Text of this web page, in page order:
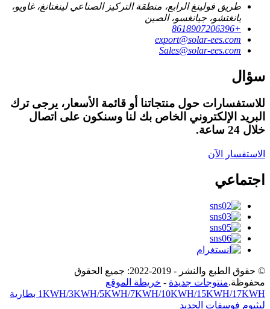
طريق فولينغ الرابع، منطقة التركيز الصناعي لينغتانغ، غاويو،
يانغتشو، جيانغسو، الصين
+8618907206396
export@solar-ees.com
Sales@solar-ees.com
سؤال
للاستفسارات حول منتجاتنا أو قائمة الأسعار، يرجى ترك
البريد الإلكتروني الخاص بك لنا وسنكون على اتصال
خلال 24 ساعة.
الاستفسار الآن
اجتماعي
© حقوق الطبع والنشر - 2019-2022: جميع الحقوق
محفوظة.منتوجات جديدة - خريطة الموقع
1KWH/3KWH/5KWH/7KWH/10KWH/15KWH/17KWH بطارية
ليثيوم فوسفات الحديد